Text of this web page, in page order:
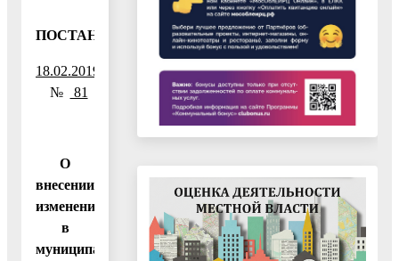
ПОСТАНОВЛЕНИЕ
18.02.2019
№
81
О
внесении
изменений
в
муниципальную